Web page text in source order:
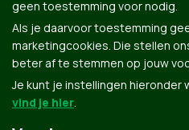
geen toestemming voor nodig.
Als je daarvoor toestemming
marketingcookies. Die stellen
beter af te stemmen op jouw
Je kunt je instellingen hieronder
vind je hier.